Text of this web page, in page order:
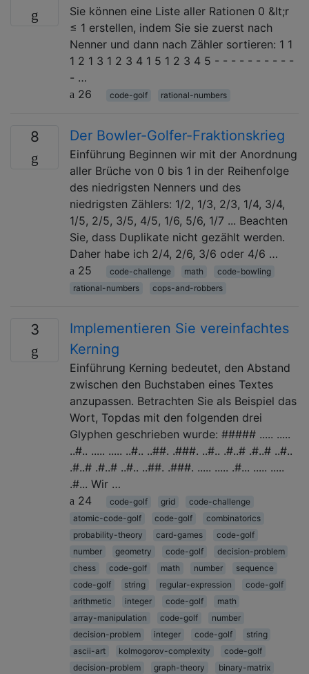
Sie können eine Liste aller Rationen 0 &lt;r
≤ 1 erstellen, indem Sie sie zuerst nach
Nenner und dann nach Zähler sortieren: 1 1
1 2 1 3 1 2 3 4 1 5 1 2 3 4 5 - - - - - - - - - -
- …
26
code-golf rational-numbers
8 Der Bowler-Golfer-Fraktionskrieg
Einführung Beginnen wir mit der Anordnung
aller Brüche von 0 bis 1 in der Reihenfolge
des niedrigsten Nenners und des
niedrigsten Zählers: 1/2, 1/3, 2/3, 1/4, 3/4,
1/5, 2/5, 3/5, 4/5, 1/6, 5/6, 1/7 ... Beachten
Sie, dass Duplikate nicht gezählt werden.
Daher habe ich 2/4, 2/6, 3/6 oder 4/6 …
25
code-challenge math
code-bowling
rational-numbers
cops-and-robbers
3
Implementieren Sie vereinfachtes
Kerning
Einführung Kerning bedeutet, den Abstand
zwischen den Buchstaben eines Textes
anzupassen. Betrachten Sie als Beispiel das
Wort, Topdas mit den folgenden drei
Glyphen geschrieben wurde: ##### ..... .....
..#.. ..... ..... ..#.. ..##. .###. ..#.. .#..# .#..# ..#..
.#..# .#..# ..#.. ..##. .###. ..... ..... .#... ..... .....
.#... Wir …
24
code-golf grid
code-challenge
atomic-code-golf
code-golf
combinatorics
probability-theory
card-games
code-golf
number
geometry code-golf
decision-problem
chess
code-golf math number
sequence
code-golf
string regular-expression
code-golf
arithmetic
integer code-golf
math
array-manipulation
code-golf
number
decision-problem
integer code-golf
string
ascii-art
kolmogorov-complexity
code-golf
decision-problem
graph-theory
binary-matrix